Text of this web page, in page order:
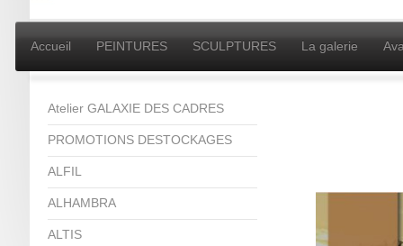
Accueil PEINTURES SCULPTURES La galerie
Atelier GALAXIE DES CADRES
PROMOTIONS DESTOCKAGES
ALFIL
ALHAMBRA
ALTIS